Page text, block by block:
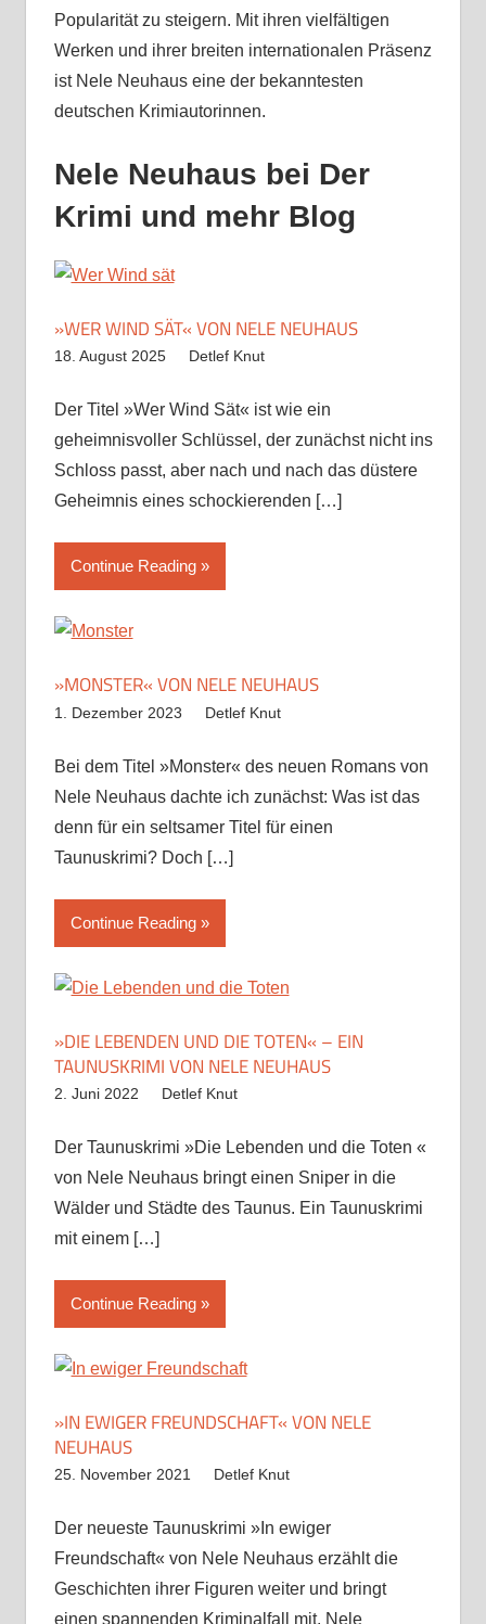
Popularität zu steigern. Mit ihren vielfältigen
Werken und ihrer breiten internationalen Präsenz
ist Nele Neuhaus eine der bekanntesten
deutschen Krimiautorinnen.
Nele Neuhaus bei Der
Krimi und mehr Blog
»WER WIND SÄT« VON NELE NEUHAUS
18. August 2025 Detlef Knut
Der Titel »Wer Wind Sät« ist wie ein
geheimnisvoller Schlüssel, der zunächst nicht ins
Schloss passt, aber nach und nach das düstere
Geheimnis eines schockierenden […]
Continue Reading
»MONSTER« VON NELE NEUHAUS
1. Dezember 2023 Detlef Knut
Bei dem Titel »Monster« des neuen Romans von
Nele Neuhaus dachte ich zunächst: Was ist das
denn für ein seltsamer Titel für einen
Taunuskrimi? Doch […]
Continue Reading
»DIE LEBENDEN UND DIE TOTEN« – EIN
TAUNUSKRIMI VON NELE NEUHAUS
2. Juni 2022 Detlef Knut
Der Taunuskrimi »Die Lebenden und die Toten «
von Nele Neuhaus bringt einen Sniper in die
Wälder und Städte des Taunus. Ein Taunuskrimi
mit einem […]
Continue Reading
»IN EWIGER FREUNDSCHAFT« VON NELE
NEUHAUS
25. November 2021 Detlef Knut
Der neueste Taunuskrimi »In ewiger
Freundschaft« von Nele Neuhaus erzählt die
Geschichten ihrer Figuren weiter und bringt
einen spannenden Kriminalfall mit. Nele